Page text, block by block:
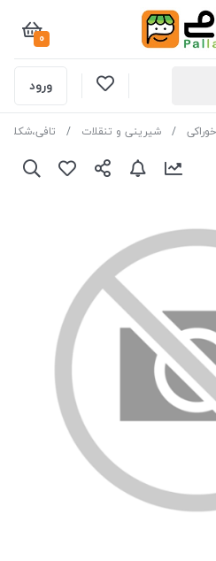
0
ورود
شیرینی و تنقلات تافی،شکلات